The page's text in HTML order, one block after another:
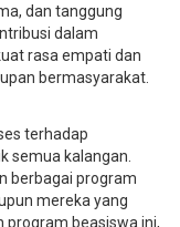
dan tanggung
dalam
rasa empati dan
bermasyarakat.
terhadap
semua kalangan.
berbagai program
mereka yang
program beasiswa ini,